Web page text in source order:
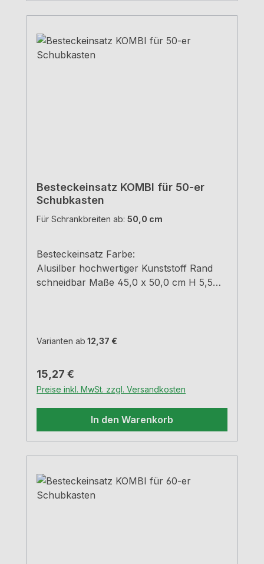
Besteckeinsatz KOMBI für 50-er
Schubkasten
Für Schrankbreiten ab: 50,0 cm
Besteckeinsatz Farbe:
Alusilber hochwertiger Kunststoff Rand
schneidbar Maße 45,0 x 50,0 cm H 5,5
Varianten ab 12,37 €
Regulärer Preis:
15,27 €
Preise inkl. MwSt. zzgl. Versandkosten
In den Warenkorb